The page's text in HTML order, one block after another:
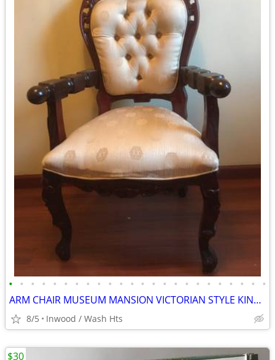
• • • • • • • • • • • • • • • • • • • • • • • •
ARM CHAIR MUSEUM MANSION VICTORIAN STYLE KING QUEEN LUXARY COZY
8/5 Inwood / Wash Hts
$30